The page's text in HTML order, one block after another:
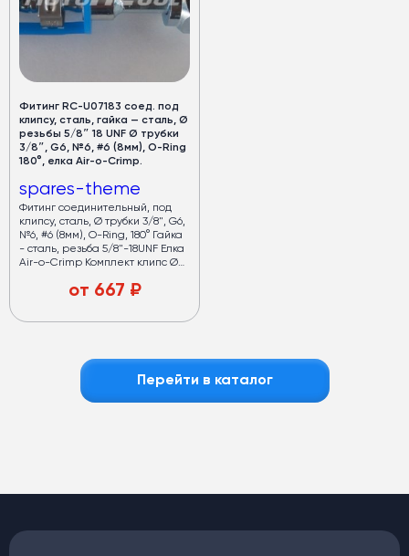
Фитинг RC-U07183 соед. под
клипсу, сталь, гайка — сталь, Ø
резьбы 5/8″ 18 UNF Ø трубки
3/8″, G6, №6, #6 (8мм), O-Ring
180°, елка Air-o-Crimp.
spares-theme
Фитинг соединительный, под
клипсу, сталь, Ø трубки 3/8", G6,
№6, #6 (8мм), O-Ring, 180° Гайка
- сталь, резьба 5/8"-18UNF Елка
Air-o-Crimp Комплект клипс Ø
тонкостенный шланг G6
от 667 ₽
Перейти в каталог